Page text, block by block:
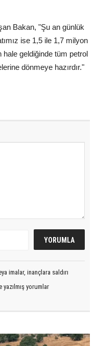
Bakan, "Şu an günlük
ise 1,5 ile 1,7 milyon
hale geldiğinde tüm petrol
dönmeye hazırdır."
imalar, inançlara saldırı
yorumlar